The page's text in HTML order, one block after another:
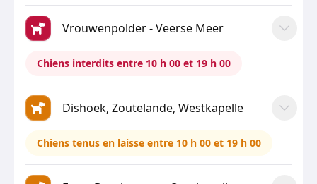
Vrouwenpolder - Veerse Meer
Chiens interdits entre 10 h 00 et 19 h 00
Dishoek, Zoutelande, Westkapelle
Chiens tenus en laisse entre 10 h 00 et 19 h 00